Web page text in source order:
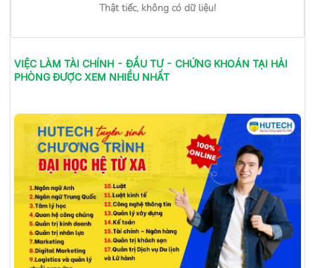
Thật tiếc, không có dữ liệu!
VIỆC LÀM TÀI CHÍNH - ĐẦU TƯ - CHỨNG KHOÁN TẠI HẢI
PHÒNGĐƯỢC XEM NHIỀU NHẤT